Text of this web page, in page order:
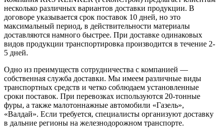
несколько различных вариантов доставки продукции. В
договоре указывается срок поставок 10 дней, но это
максимальный период, в действительности материалы
доставляются намного быстрее. При доставке одинаковых
видов продукции транспортировка производится в течение 2-
5 дней.
Одно из преимуществ сотрудничества с компанией —
собственная служба доставки. Мы имеем различные виды
транспортных средств и четко соблюдаем установленные
сроки поставок. При перевозках используются 20-тонные
фуры, а также малотоннажные автомобили «Газель»,
«Валдай». Если требуется, специалисты организуют доставку
в дальние регионы на железнодорожном транспорте.